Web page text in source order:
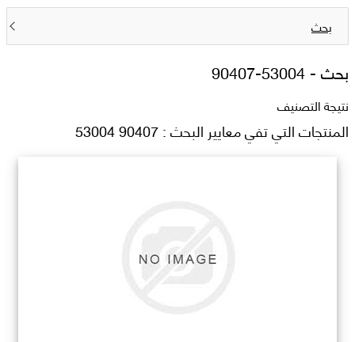
بحث
بحث -90407-53004
نتيجة التصنيف
المنتجات التي تفي معايير البحث : 90407 53004